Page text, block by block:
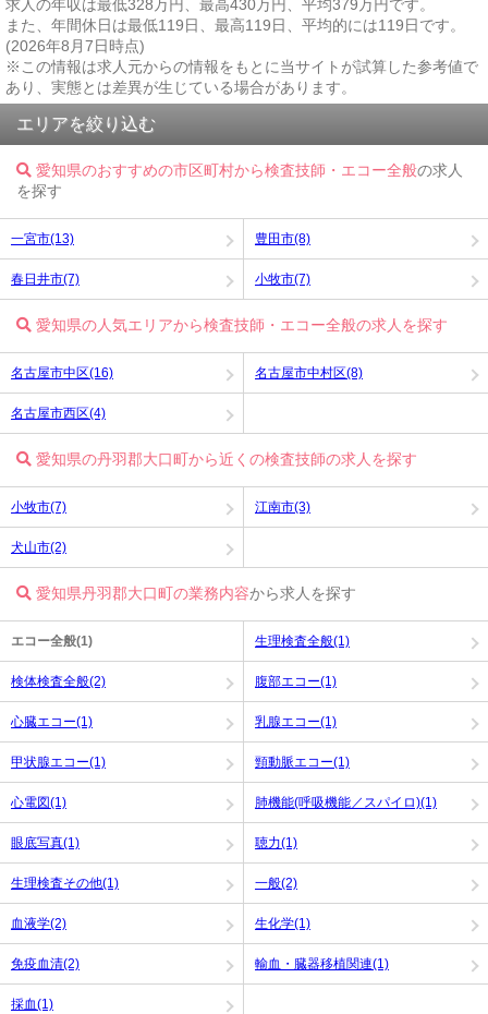
求人の年収は最低328万円、最高430万円、平均379万円です。
また、年間休日は最低119日、最高119日、平均的には119日です。
(2026年8月7日時点)
※この情報は求人元からの情報をもとに当サイトが試算した参考値で
あり、実態とは差異が生じている場合があります。
エリアを絞り込む
愛知県のおすすめの市区町村から検査技師・エコー全般の求人
を探す
一宮市(13) 豊田市(8)
春日井市(7) 小牧市(7)
愛知県の人気エリアから検査技師・エコー全般の求人を探す
名古屋市中区(16) 名古屋市中村区(8)
名古屋市西区(4)
愛知県の丹羽郡大口町から近くの検査技師の求人を探す
小牧市(7) 江南市(3)
犬山市(2)
愛知県丹羽郡大口町の業務内容から求人を探す
エコー全般(1) 生理検査全般(1)
検体検査全般(2) 腹部エコー(1)
心臓エコー(1) 乳腺エコー(1)
甲状腺エコー(1) 頸動脈エコー(1)
心電図(1) 肺機能(呼吸機能／スパイロ)(1)
眼底写真(1) 聴力(1)
生理検査その他(1) 一般(2)
血液学(2) 生化学(1)
免疫血清(2) 輸血・臓器移植関連(1)
採血(1)